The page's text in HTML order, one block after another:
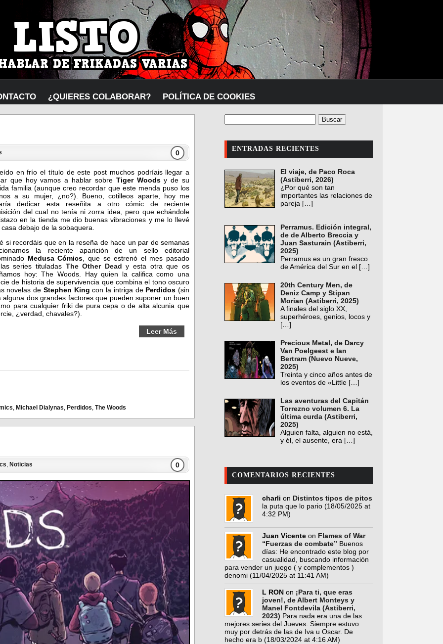
¿QUIERES COLABORAR? POLÍTICA DE COOKIES
0
en frío el título de este post muchos podríais llegar a
que hoy vamos a hablar sobre Tiger Woodsy de su
familia (aunque creo recordar que este menda puso los
a su mujer, ¿no?). Bueno, cotilleos aparte, hoy me
dedicar esta reseñita a otro cómic de reciente
del cual no tenía ni zorra idea, pero que echándole
en la tienda me dio buenas vibraciones y me lo llevé
casa debajo de la sobaquera.
si recordáis que en la reseña de hace un par de semanas
la reciente aparición de un sello editorial
Medusa Cómics, que se estrenó el mes pasado
series tituladas The Other Dead y esta otra que os
hoy: The Woods. Hay quien la califica como una
de historia de supervivencia que combina el tono oscuro
novelas de Stephen King con la intriga de Perdidos(sin
alguna dos grandes factores que pueden suponer un buen
para cualquier friki de pura cepa o de alta alcunia que
¿verdad, chavales?).
Leer Más
, Michael Dialynas, Perdidos, The Woods
, Noticias 0
ENTRADAS RECIENTES
El viaje, de Paco Roca
(Astiberri, 2026)
¿Por qué son tan
importantes las relaciones de
pareja […]
Perramus. Edición integral,
de de Alberto Breccia y
Juan Sasturain (Astiberri,
2025)
Perramus es un gran fresco
de América del Sur en el […]
20th Century Men, de
Deniz Camp y Stipan
Morian (Astiberri, 2025)
A finales del siglo XX,
superhéroes, genios, locos y
[…]
Precious Metal, de Darcy
Van Poelgeest e Ian
Bertram (Nuevo Nueve,
2025)
Treinta y cinco años antes de
los eventos de «Little […]
Las aventuras del Capitán
Torrezno volumen 6. La
última curda (Astiberri,
2025)
Alguien falta, alguien no está,
y él, el ausente, era […]
COMENTARIOS RECIENTES
charli on Distintos tipos de pitos
la puta que lo pario (18/05/2025 at
4:32 PM)
Juan Vicente on Flames of War
“Fuerzas de combate” Buenos
días: He encontrado este blog por
casualidad, buscando información
para vender un juego ( y complementos )
denomi (11/04/2025 at 11:41 AM)
L RON on ¡Para ti, que eras
joven!, de Albert Monteys y
Manel Fontdevila (Astiberri,
2023) Para nada era una de las
mejores series del Jueves. Siempre estuvo
muy por detrás de las de Iva u Oscar. De
hecho era b (18/03/2024 at 4:16 AM)